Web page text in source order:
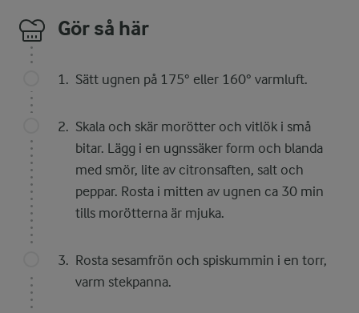
Gör så här
Sätt ugnen på 175° eller 160° varmluft.
Skala och skär morötter och vitlök i små
bitar. Lägg i en ugnssäker form och blanda
med smör, lite av citronsaften, salt och
peppar. Rosta i mitten av ugnen ca 30 min
tills morötterna är mjuka.
Rosta sesamfrön och spiskummin i en torr,
varm stekpanna.